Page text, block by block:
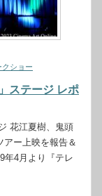
クショー
ステージ レポ
花江夏樹、鬼頭
ー上映を報告＆
年4月より『テレ